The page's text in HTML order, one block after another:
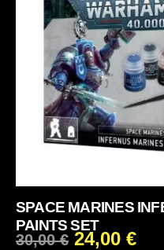
SPACE MARINES
PAINTS SET
30,00€ 24,00 €